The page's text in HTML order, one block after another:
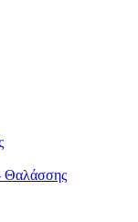
Θαλάσσης